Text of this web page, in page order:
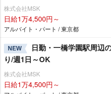
株式会社MSK
日給1万4,500円～
アルバイト・パート / 東京都
NEW
日勤・一橋学園駅周辺
り/週1日～OK
株式会社MSK
日給1万4,500円～